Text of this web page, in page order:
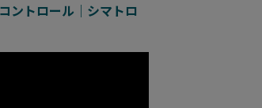
ントロール｜シマトロ